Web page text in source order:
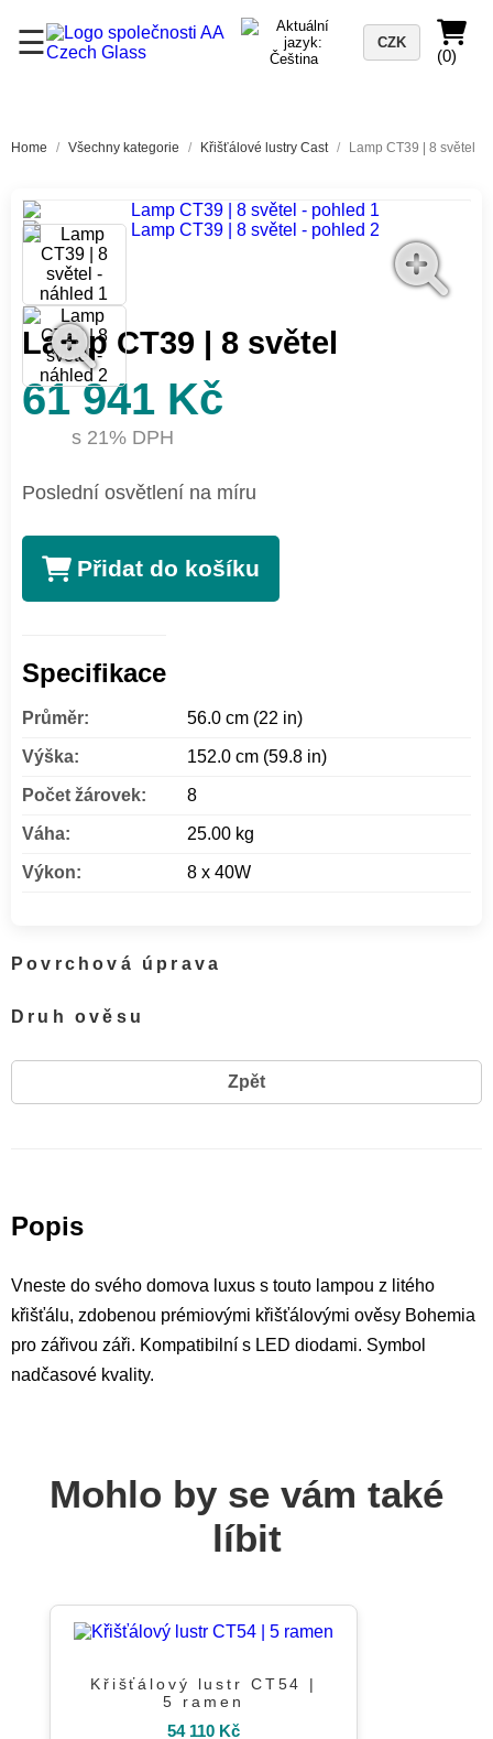
☰ CZK
(0)
Home / Všechny kategorie / Křišťálové lustry Cast / Lamp CT39 | 8 světel
Lamp CT39 | 8 světel
61 941 Kč
s 21% DPH
Poslední osvětlení na míru
Přidat do košíku
Specifikace
Průměr: 56.0 cm (22 in)
Výška: 152.0 cm (59.8 in)
Počet žárovek: 8
Váha: 25.00 kg
Výkon: 8 x 40W
Povrchová úprava
Druh ověsu
Zpět
Popis
Vneste do svého domova luxus s touto lampou z litého
křišťálu, zdobenou prémiovými křišťálovými ověsy Bohemia
pro zářivou záři. Kompatibilní s LED diodami. Symbol
nadčasové kvality.
Mohlo by se vám také
líbit
Křišťálový lustr CT54 |
5 ramen
54 110 Kč